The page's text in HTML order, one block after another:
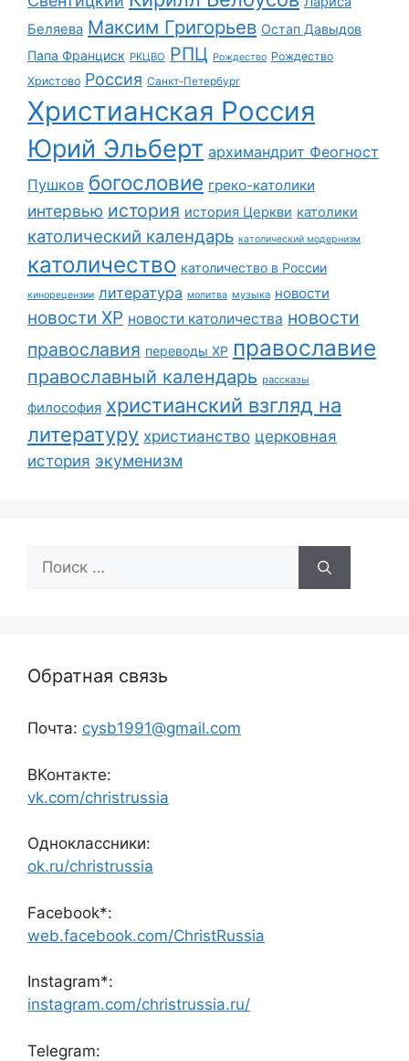
Беляева Максим Григорьев Остап Давыдов
Папа Франциск РКЦВО РПЦ Рождество Рождество
Христово Россия Санкт-Петербург
Христианская Россия
Юрий Эльберт архимандрит Феогност
Пушков богословие греко-католики
интервью история история Церкви католики
католический календарь католический модернизм
католичество католичество в России
кинорецензии литература молитва музыка новости
новости ХР новости католичества новости
православия переводы ХР православие
православный календарь рассказы
философия христианский взгляд на
литературу христианство церковная
история экуменизм
Поиск:
Обратная связь
Почта: cysb1991@gmail.com
ВКонтакте:
vk.com/christrussia
Одноклассники:
ok.ru/christrussia
Facebook*:
web.facebook.com/ChristRussia
Instagram*:
instagram.com/christrussia.ru/
Telegram: